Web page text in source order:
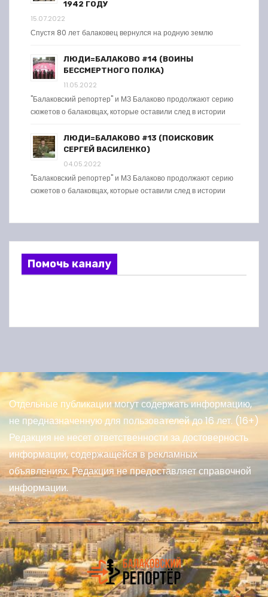
1942 ГОДУ
15.07.2022
Спустя 80 лет балаковец вернулся на родную землю
ЛЮДИ=БАЛАКОВО #14 (ВОИНЫ
БЕССМЕРТНОГО ПОЛКА)
11.05.2022
"Балаковский репортер" и МЗ Балаково продолжают серию
сюжетов о балаковцах, которые оставили след в истории
ЛЮДИ=БАЛАКОВО #13 (ПОИСКОВИК
СЕРГЕЙ ВАСИЛЕНКО)
04.05.2022
"Балаковский репортер" и МЗ Балаково продолжают серию
сюжетов о балаковцах, которые оставили след в истории
Помочь каналу
Отдельные публикации могут содержать информацию,
не предназначенную для пользователей до 16 лет. (16+)
Редакция не несет ответственности за достоверность
информации, содержащейся в рекламных
объявлениях. Редакция не предоставляет справочной
информации.